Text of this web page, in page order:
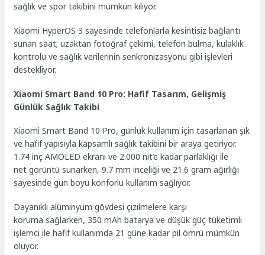
sağlık ve spor takibini mümkün kılıyor.
Xiaomi HyperOS 3 sayesinde telefonlarla kesintisiz bağlantı
sunan saat; uzaktan fotoğraf çekimi, telefon bulma, kulaklık
kontrolü ve sağlık verilerinin senkronizasyonu gibi işlevleri
destekliyor.
Xiaomi Smart Band 10 Pro: Hafif Tasarım, Gelişmiş
Günlük Sağlık Takibi
Xiaomi Smart Band 10 Pro, günlük kullanım için tasarlanan şık
ve hafif yapısıyla kapsamlı sağlık takibini bir araya getiriyor.
1.74 inç AMOLED ekranı ve 2.000 nit’e kadar parlaklığı ile
net görüntü sunarken, 9.7 mm inceliği ve 21.6 gram ağırlığı
sayesinde gün boyu konforlu kullanım sağlıyor.
Dayanıklı alüminyum gövdesi çizilmelere karşı
koruma sağlarken, 350 mAh batarya ve düşük güç tüketimli
işlemci ile hafif kullanımda 21 güne kadar pil ömrü mümkün
oluyor.